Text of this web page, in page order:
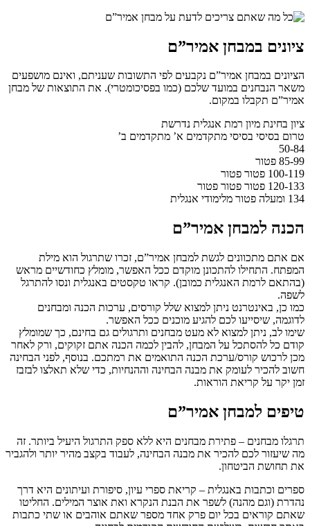
ציונים במבחן אמיר”ם
הציונים במבחן אמיר”ם נקבעים לפי התשובות שעניתם, ואינם מושפעים
משאר הנבחנים במועד שלכם (כמו בפסיכומטרי). את התוצאות של מבחן
אמיר”ם תקבלו במקום.
ציון בחינת מיון רמת אנגלית נדרשת
טרום בסיסי בסיסי מתקדמים א’ מתקדמים ב’
50-84
85-99 פטור
100-119 פטור פטור
120-133 פטור פטור פטור
134 ומעלה פטור מלימודי אנגלית
הכנה למבחן אמיר”ם
אם אתם מתכוונים לגשת למבחן אמיר”ם, זכרו שתרגול הוא מילת
המפתח. התחילו להתכונן מוקדם ככל האפשר, מומלץ כחודשיים מראש
(בהתאם לרמת האנגלית כמובן). קראו טקסטים באנגלית ונסו להתרגל
לשפה.
כמו כן, באינטרנט ניתן למצוא שלל קורסים, ערכות הכנה ומבחנים
לדוגמה, שיסייעו לכם להגיע מוכנים ככל האפשר.
שימו לב, ניתן למצוא לא מעט מבחנים ותרגולים גם בחינם, כך שמומלץ
קודם כל להסתכל על המבחן, להבין לכמה הכנה אתם זקוקים, ורק לאחר
מכן לרכוש קורס/ערכת הכנה התואמים את רמתכם. בנוסף, לפני הבחינה
חשוב להכיר לעומק את מבנה הבחינה וההנחיות, כדי שלא תאלצו לבזבז
זמן יקר על קריאת הוראות.
טיפים למבחן אמיר”ם
תרגלו מבחנים – פתירת מבחנים היא ללא ספק התרגול היעיל ביותר. זה
מה שיעזור לכם להכיר את מבנה הבחינה, לעבוד בקצב מהיר יותר ולהגביר
את תחושת הביטחון.
ספרים וכתבות באנגלית – קריאת ספרי עיון, סיפורת ועיתונים היא דרך
נהדרת (וגם מהנה) לשפר את הבנת הנקרא ואת אוצר המילים. החליטו
שאתם קוראים בכל יום פרק אחד מספר שאתם אוהבים או שתי כתבות